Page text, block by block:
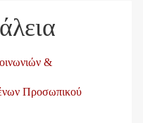
&
Προσωπικού